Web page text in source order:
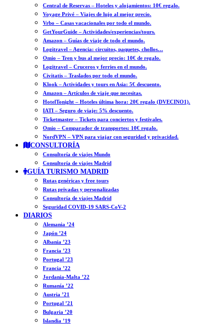
Central de Reservas – Hoteles y alojamientos: 10€ regalo.
Voyage Privé – Viajes de lujo al mejor precio.
Vrbo – Casas vacacionales por todo el mundo.
GetYourGuide – Actividades/experiencias/tours.
Amazon – Guías de viaje de todo el mundo.
Logitravel – Agencia: circuitos, paquetes, chollos…
Omio – Tren y bus al mejor precio: 10€ de regalo.
Logitravel – Cruceros y ferries en el mundo.
Civitatis – Traslados por todo el mundo.
Klook – Actividades y tours en Asia: 5€ descuento.
Amazon – Artículos de viaje que necesitas.
HotelTonight – Hoteles última hora: 20€ regalo (DVECINO1).
IATI – Seguro de viaje: 5% descuento.
Ticketmaster – Tickets para conciertos y festivales.
Omio – Comparador de transportes: 10€ regalo.
NordVPN – VPN para viajar con seguridad y privacidad.
CONSULTORÍA
Consultoría de viajes Mundo
Consultoría de viajes Madrid
GUÍA TURISMO MADRID
Rutas genéricas y free tours
Rutas privadas y personalizadas
Consultoría de viajes Madrid
Seguridad COVID-19 SARS-CoV-2
DIARIOS
Alemania ’24
Japón ’24
Albania ’23
Francia ’23
Portugal ’23
Francia ’22
Jordania-Malta ’22
Rumanía ’22
Austria ’21
Portugal ’21
Bulgaria ’20
Islandia ’19